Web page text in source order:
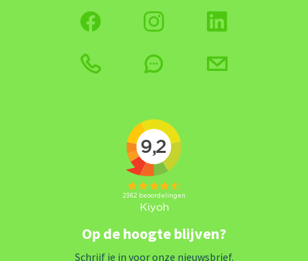
Op de hoogte blijven?
Schrijf je in voor onze nieuwsbrief.